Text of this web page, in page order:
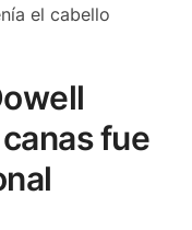
el cabello
fue